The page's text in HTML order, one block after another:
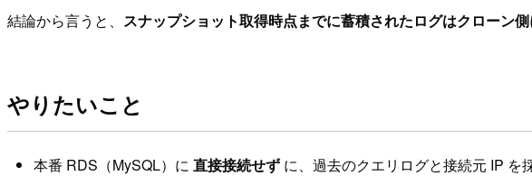
結論から言うと、 スナップショット取得時点までに蓄積されたログはクローン
やりたいこと
本番 RDS（MySQL）に 直接接続せずに、過去のクエリログと接続元 IP を